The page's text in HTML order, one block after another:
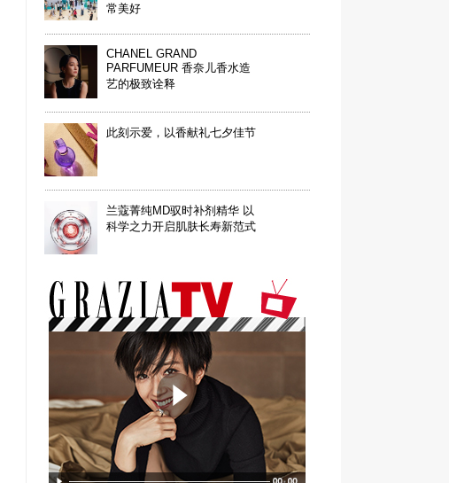
常美好
CHANEL GRAND
PARFUMEUR 香奈儿香水造
艺的极致诠释
此刻示爱，以香献礼七夕佳节
兰蔻菁纯MD驭时补剂精华 以
科学之力开启肌肤长寿新范式